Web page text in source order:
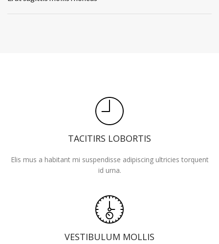
TACITIRS LOBORTIS
Elis mus a habitant mi suspendisse adipiscing ultricies torquent
id urna.
VESTIBULUM MOLLIS